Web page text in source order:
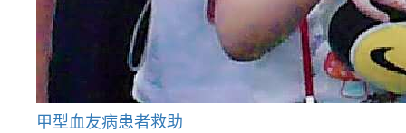
甲型血友病患者救助